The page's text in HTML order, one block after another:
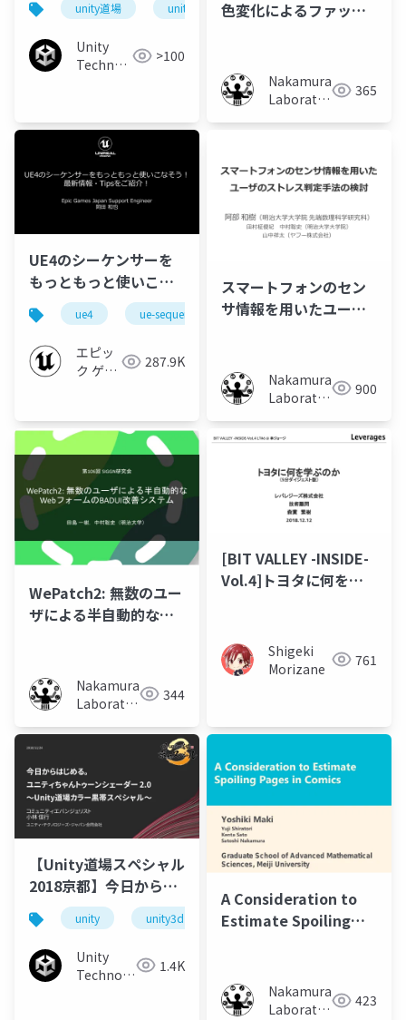
unity道場 unitydojo
Unity
Technologies>100
色変化によるファッシ
Nakamura
Laboratory
365
UE4のシーケンサーを
もっともっと使いこな
そう！最新情報・Tips
をご紹介！【GAME
CREATORS
CONFERENCE '19】
ue4 ue-sequencer
エピッ
ク ゲー
287.9K
スマートフォンのセン
サ情報を用いたユーザ
Nakamura
Laboratory
University)
900
WePatch2: 無数のユー
ザによる半自動的な
Nakamura
Laboratory
University)
344
[BIT VALLEY -INSIDE-
Vol.4]トヨタに何を学
Shigeki
Morizane
761
【Unity道場スペシャル
2018京都】今日からは
じめる。ユニティちゃ
んトゥーンシェーダー
2.0〜Unity道場カラー
黒帯スペシャル〜
unity unity3d unitydojo
Unity
Technologies 1.4K
A Consideration to
Estimate Spoiling
Nakamura
Laboratory
423